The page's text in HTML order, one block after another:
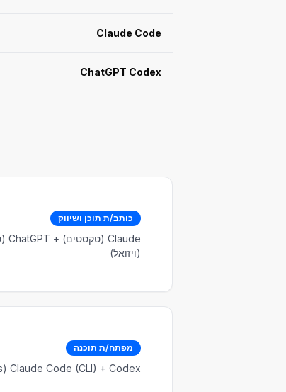
Claude Code
ChatGPT Codex
כותב/ת תוכן ושיווק
(ויזואל)
מפתח/ת תוכנה
Claude Code (CLI) + Codex (PRs בענן) + Cursor (IDE)